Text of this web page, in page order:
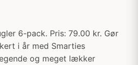
6-pack. Pris: 79.00 kr. Gør
i år med Smarties
og meget lækker